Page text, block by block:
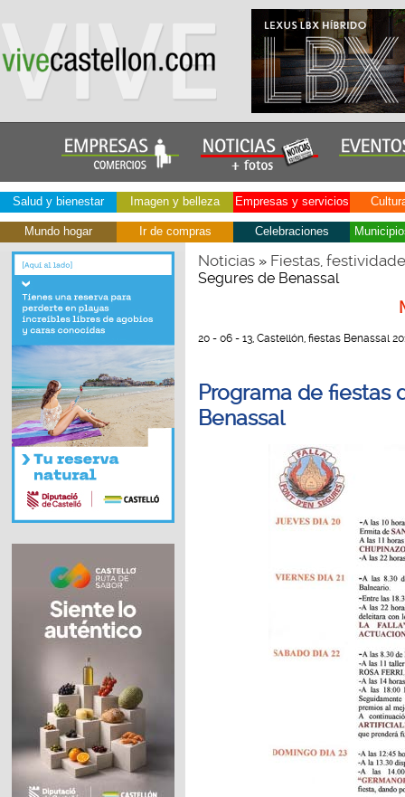
Salud y bienestar Imagen y belleza Empresas y servicios
Mundo hogar Ir de compras Celebraciones
Noticias» Fiestas,
Segures de Benassal
20 - 06 - 13, Castellón, fiestas Benassal
Programa de fiestas
Benassal